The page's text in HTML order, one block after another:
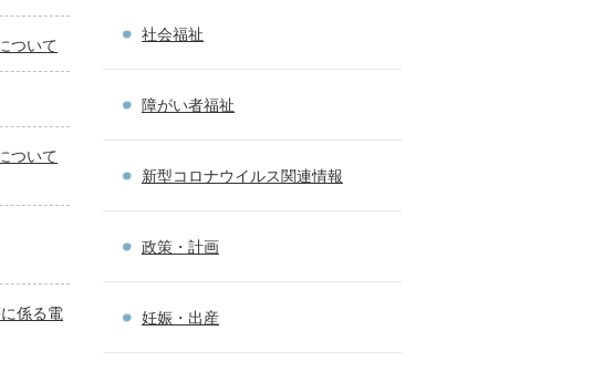
ついて
ついて
係る電
社会福祉
障がい者福祉
新型コロナウイルス関連情報
政策・計画
妊娠・出産